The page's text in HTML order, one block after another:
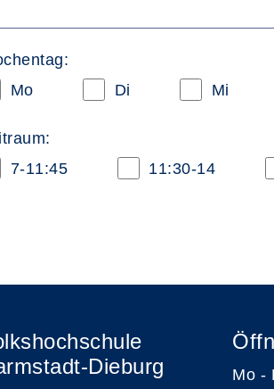
Mo
Di Mi
7-11:45
11:30-14
Dieburg
Mo